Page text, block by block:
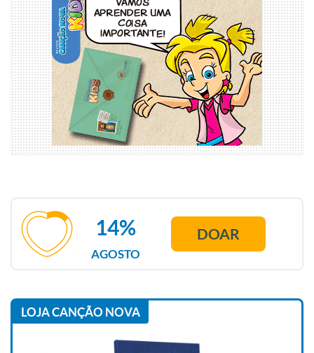
AGOSTO
14% DOAR
LOJA CANÇÃO NOVA